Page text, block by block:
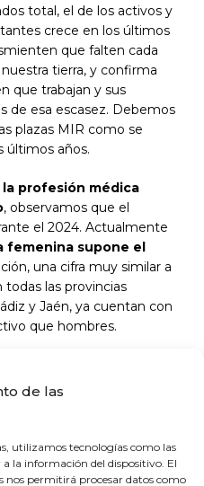
de las
utilizamos tecnologías como las
la información del dispositivo. El
nos permitirá procesar datos como
total, el de los activos y
crece en los últimos
que falten cada
tierra, y confirma
que trabajan y sus
de esa escasez. Debemos
plazas MIR como se
últimos años.
profesión médica
, observamos que el
el 2024. Actualmente
femenina supone el
una cifra muy similar a
todas las provincias
y Jaén, ya cuentan con
que hombres.
por sexo
hay una mayoría
médicas frente a
el ejercicio privado y
4.890 médicos